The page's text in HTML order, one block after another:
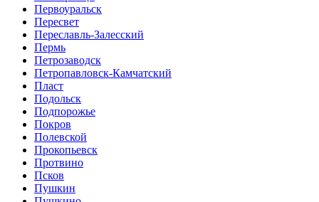
Первоуральск
Пересвет
Переславль-Залесский
Пермь
Петрозаводск
Петропавловск-Камчатский
Пласт
Подольск
Подпорожье
Покров
Полевской
Прокопьевск
Протвино
Псков
Пушкин